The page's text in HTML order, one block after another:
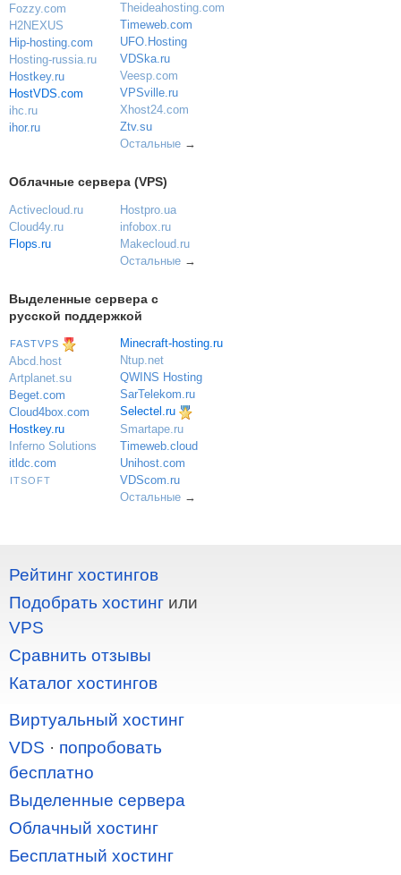
Fozzy.com
H2NEXUS
Hip-hosting.com
Hosting-russia.ru
Hostkey.ru
HostVDS.com
ihc.ru
ihor.ru
Theideahosting.com
Timeweb.com
UFO.Hosting
VDSka.ru
Veesp.com
VPSville.ru
Xhost24.com
Ztv.su
Остальные→
Облачные сервера (VPS)
Activecloud.ru
Cloud4y.ru
Flops.ru
Hostpro.ua
infobox.ru
Makecloud.ru
Остальные→
Выделенные сервера с
русской поддержкой
FASTVPS
Abcd.host
Artplanet.su
Beget.com
Cloud4box.com
Hostkey.ru
Inferno Solutions
itldc.com
ITSOFT
Minecraft-hosting.ru
Ntup.net
QWINS Hosting
SarTelekom.ru
Selectel.ru
Smartape.ru
Timeweb.cloud
Unihost.com
VDScom.ru
Остальные→
Рейтинг хостингов
Подобрать хостинг или
VPS
Сравнить отзывы
Каталог хостингов
Виртуальный хостинг
VDS · попробовать
бесплатно
Выделенные сервера
Облачный хостинг
Бесплатный хостинг